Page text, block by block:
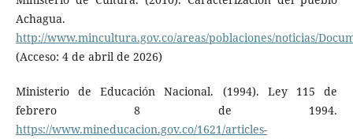
Achagua.
http://www.mincultura.gov.co/areas/poblaciones/noticias/
(Acceso: 4 de abril de 2026)
Ministerio de Educación Nacional. (1994). Ley 115 de
febrero 8 de 1994.
https://www.mineducacion.gov.co/1621/articles-